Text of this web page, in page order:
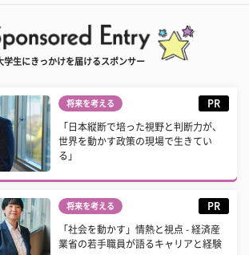
学生にきっかけを届けるスポンサー
将来を考える PR
「日本縦断で培った視野と判断力が、
世界を動かす政策の現場で生きてい
る」
将来を考える PR
「社会を動かす」情熱と視点 - 経済産
業省の若手職員が語るキャリアと経験